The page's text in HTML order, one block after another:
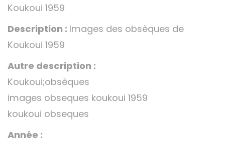
Koukoui 1959
Description : Images des obsèques de
Koukoui 1959
Autre description :
Koukoui;obsèques
images obseques koukoui 1959
koukoui obseques
Année :